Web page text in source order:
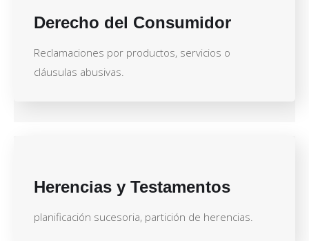
Derecho del Consumidor
Reclamaciones por productos, servicios o
cláusulas abusivas.
Herencias y Testamentos
planificación sucesoria, partición de herencias.